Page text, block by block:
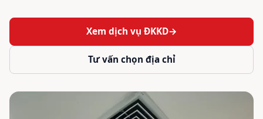
Xem dịch vụ ĐKKD→
Tư vấn chọn địa chỉ